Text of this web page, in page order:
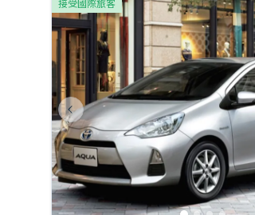
接受國際旅客
Previous slide